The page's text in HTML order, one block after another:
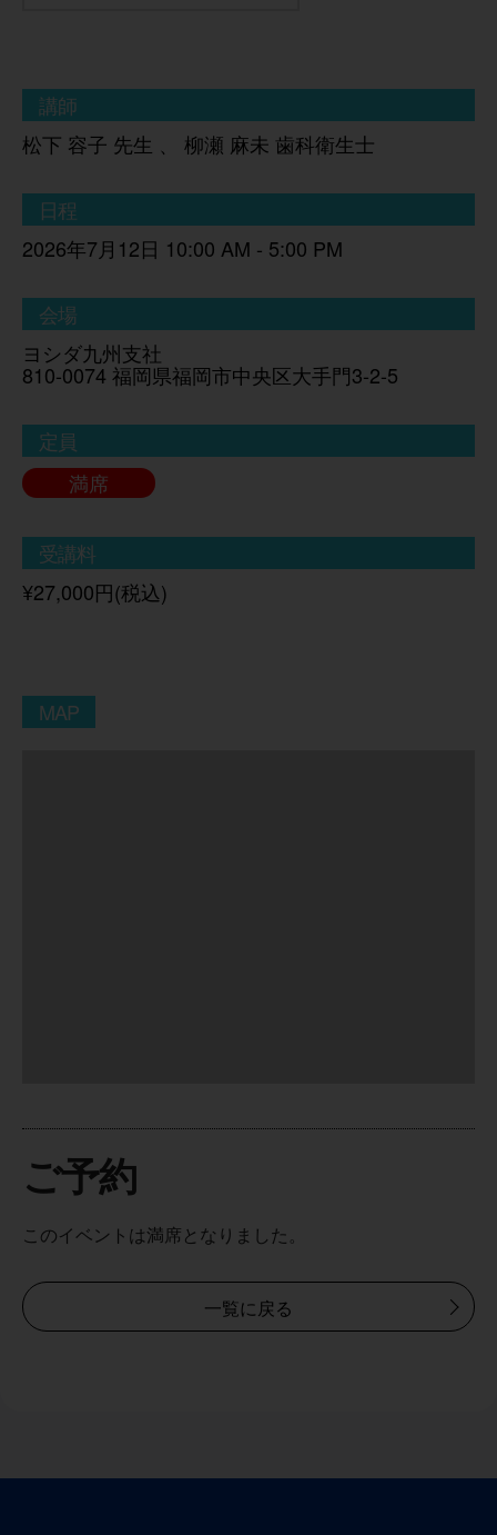
講師
松下 容子 先生 、 柳瀬 麻未 歯科衛生士
日程
2026年7月12日 10:00 AM - 5:00 PM
会場
ヨシダ九州支社
810-0074 福岡県福岡市中央区大手門3-2-5
定員
満席
受講料
¥27,000円(税込)
MAP
ご予約
このイベントは満席となりました。
一覧に戻る